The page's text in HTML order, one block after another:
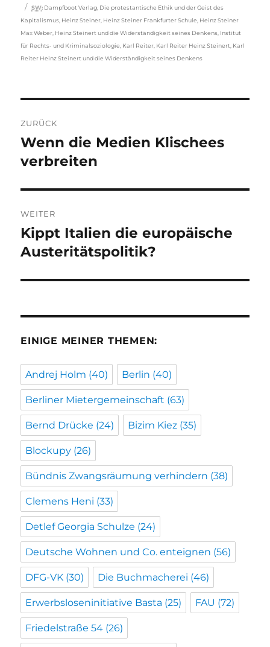
Schlagwörter
SW: Dampfboot Verlag Die protestantische Ethik und der Geist des
Kapitalismus Heinz Steiner Heinz Steiner Frankfurter Schule Heinz Steiner
Max Weber Heinz Steinert und die Widerständigkeit seines Denkens Institut
für Rechts- und ­Kriminalsoziologie Karl Reiter Karl Reiter Heinz Steinert Karl
Reiter Heinz Steinert und die Widerständigkeit seines Denkens
ZURÜCK
Vorheriger
Beitrag:
Wenn die Medien Klischees
verbreiten
WEITER
Nächster
Beitrag:
Kippt Italien die europäische
Austeritätspolitik?
EINIGE MEINER THEMEN:
Andrej Holm (40) Berlin (40)
Berliner Mietergemeinschaft (63)
Bernd Drücke (24) Bizim Kiez (35)
Blockupy (26)
Bündnis Zwangsräumung verhindern (38)
Clemens Heni (33)
Detlef Georgia Schulze (24)
Deutsche Wohnen und Co. enteignen (56)
DFG-VK (30) Die Buchmacherei (46)
Erwerbsloseninitiative Basta (25) FAU (72)
Friedelstraße 54 (26)